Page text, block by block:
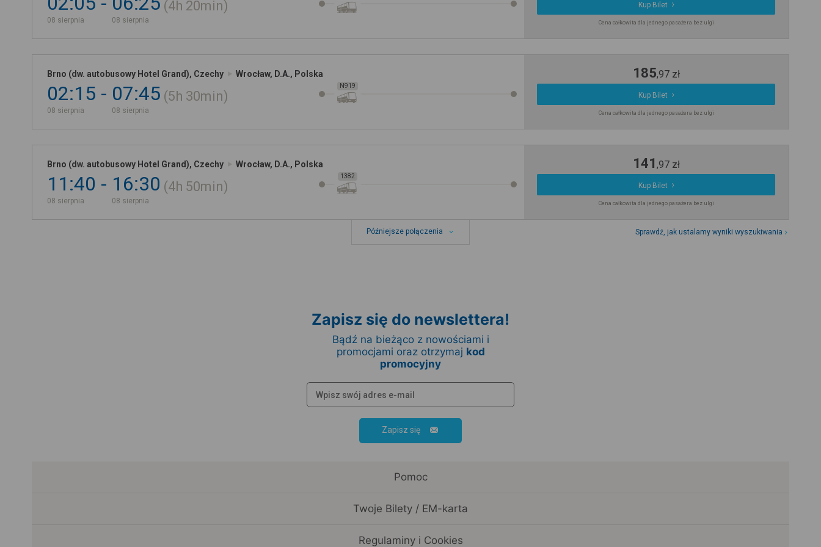
08 sierpnia 08 sierpnia
4h 20min Kup Bilet
Cena całkowita dla jednego pasażera bez ulgi
Brno (dw. autobusowy Hotel Grand), Czechy Wrocław, D.A., Polska
02:15
08 sierpnia
07:45
08 sierpnia
5h 30min
N919
185,97 zł
Kup Bilet
Cena całkowita dla jednego pasażera bez ulgi
Brno (dw. autobusowy Hotel Grand), Czechy Wrocław, D.A., Polska
11:40
08 sierpnia
16:30
08 sierpnia
4h 50min
1382
141 ,97 zł
Kup Bilet
Cena całkowita dla jednego pasażera bez ulgi
Późniejsze połączenia Sprawdź, jak ustalamy wyniki wyszukiwania
Zapisz się do newslettera!
Bądź na bieżąco z nowościami i
promocjami oraz otrzymaj kod
promocyjny
Zapisz się
Pomoc
Twoje Bilety / EM-karta
Regulaminy i Cookies